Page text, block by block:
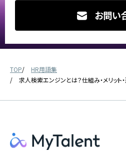
お問い
TOP
HR用語集
求人検索エンジンとは？仕組み・メリット